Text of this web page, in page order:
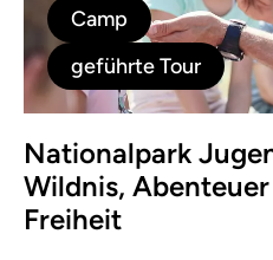
Camp
geführte Tour
Nationalpark
Wildnis,
Freiheit